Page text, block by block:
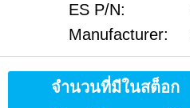
ES P/N:
Manufacturer:
จำนวนที่มีในสต็อก